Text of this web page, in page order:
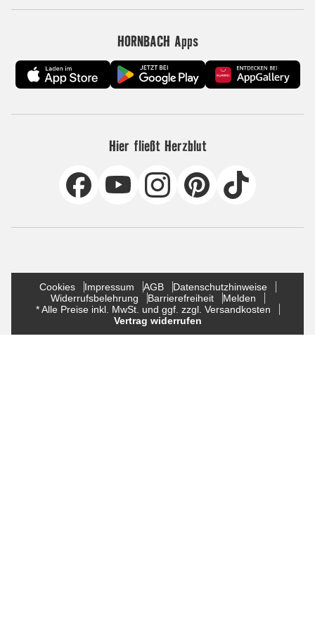
HORNBACH Apps
Hier fließt Herzblut
Cookies Impressum AGB
Datenschutzhinweise
Widerrufsbelehrung
Barrierefreiheit
Melden
* Alle Preise inkl. MwSt. und ggf. zzgl. Versandkosten
Vertrag widerrufen